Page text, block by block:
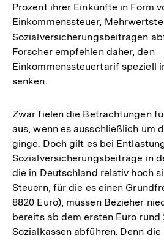
Prozent ihrer Einkünfte in Form
Einkommenssteuer,
Sozialversicherungsbeiträgen
Forscher empfehlen daher, den
Einkommenssteuertarif speziell
senken.
Zwar fielen die Betrachtungen
aus, wenn es ausschließlich um
ginge. Doch gilt es bei
Sozialversicherungsbeiträge in
die in Deutschland relativ hoch
Steuern, für die es einen
8820 Euro), müssen Bezieher
bereits ab dem ersten Euro rund
Sozialkassen abführen. Denn